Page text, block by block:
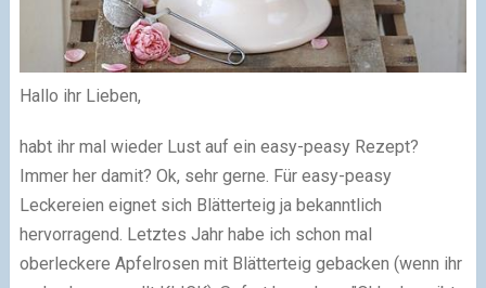
Hallo ihr Lieben,
habt ihr mal wieder Lust auf ein easy-peasy Rezept?
Immer her damit? Ok, sehr gerne. Für easy-peasy
Leckereien eignet sich Blätterteig ja bekanntlich
hervorragend. Letztes Jahr habe ich schon mal
oberleckere Apfelrosen mit Blätterteig gebacken (wenn ihr